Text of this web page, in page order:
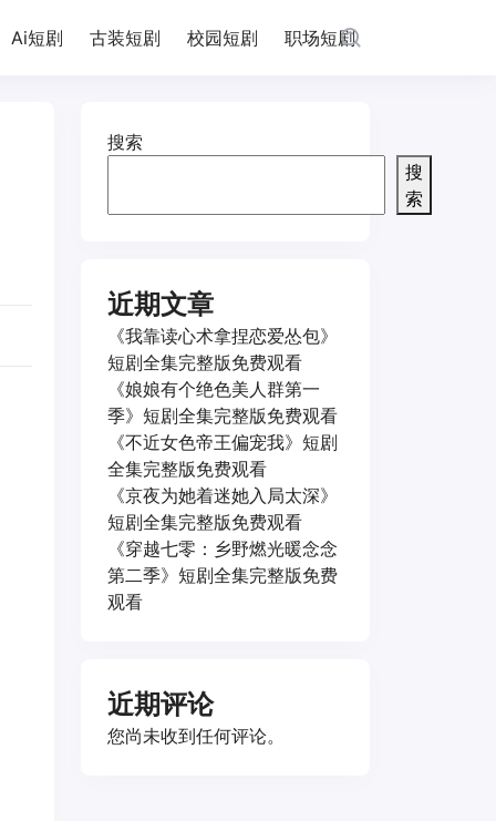
Ai短剧 古装短剧 校园短剧 职场短剧
搜索
搜
索
近期文章
《我靠读心术拿捏恋爱怂包》
短剧全集完整版免费观看
《娘娘有个绝色美人群第一
季》短剧全集完整版免费观看
《不近女色帝王偏宠我》短剧
全集完整版免费观看
《京夜为她着迷她入局太深》
短剧全集完整版免费观看
《穿越七零：乡野燃光暖念念
第二季》短剧全集完整版免费
观看
近期评论
您尚未收到任何评论。